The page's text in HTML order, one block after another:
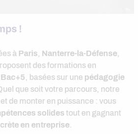
!
à Paris Nanterre-la-Défense
des formations en
, basées sur une pédagogie
que soit votre parcours, notre
de monter en puissance : vous
solides tout en gagnant
en entreprise